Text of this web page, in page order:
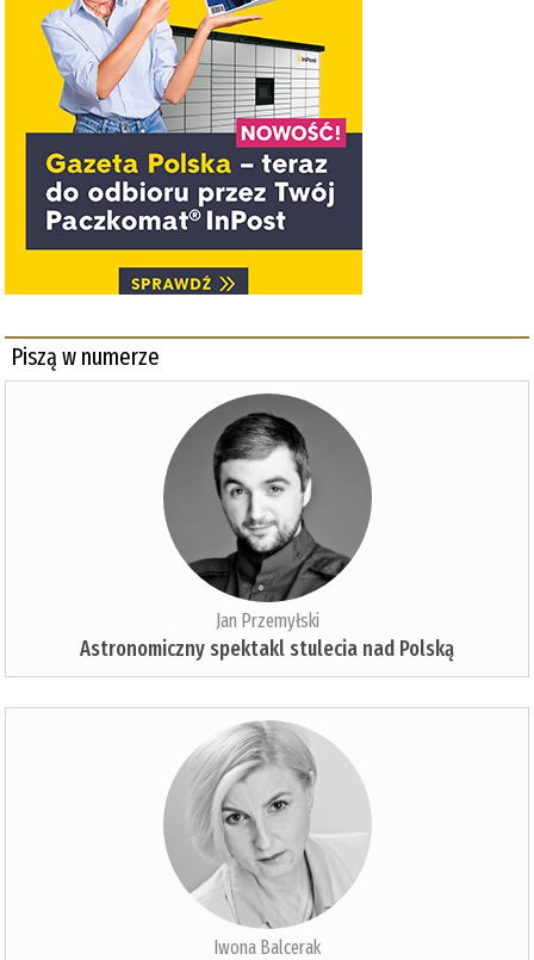
Piszą w numerze
Jan Przemyłski
Astronomiczny spektakl stulecia nad Polską
Iwona Balcerak